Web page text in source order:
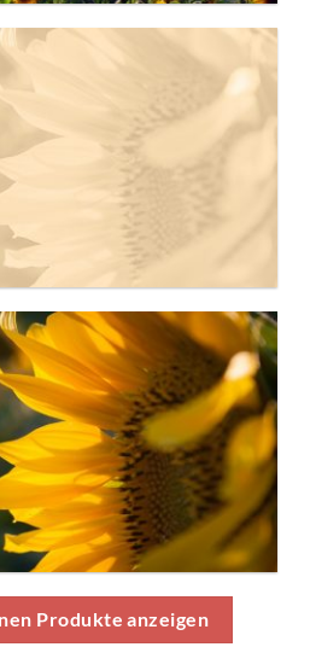
Produkte anzeigen